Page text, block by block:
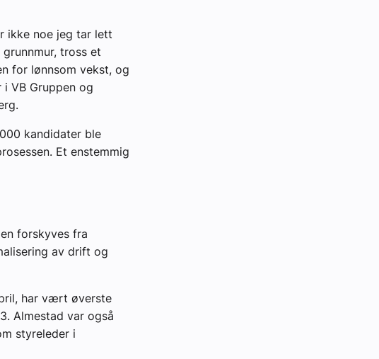
ikke noe jeg tar lett
tross et
for lønnsom vekst, og
VB Gruppen og
kandidater ble
Et enstemmig
forskyves fra
av drift og
har vært øverste
Almestad var også
styreleder i